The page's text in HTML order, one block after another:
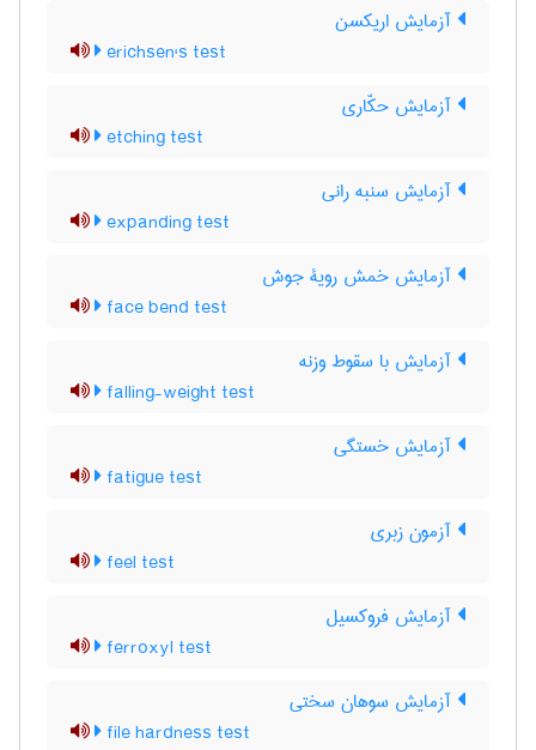
آزمایش اریکسن
erichsen's test
آزمایش حکّاری
etching test
آزمایش سنبه رانی
expanding test
آزمایش خمش رویۀ جوش
face bend test
آزمایش با سقوط وزنه
falling-weight test
آزمایش خستگی
fatigue test
آزمون زبری
feel test
آزمایش فروکسیل
ferroxyl test
آزمایش سوهان سختی
file hardness test